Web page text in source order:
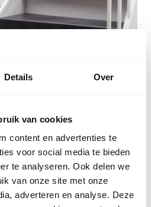
Details Over
van cookies
content en advertenties te
voor social media te bieden
te analyseren. Ook delen we
van onze site met onze
adverteren en analyse. Deze